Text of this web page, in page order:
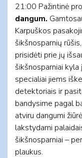
21:00 Pažintinė
dangum.
Karpuškos
šikšnosparnių
prisidėti prie jų
šikšnosparniai
specialiai jiems
detektoriais ir
bandysime pagal
atviru dangumi
lakstydami
šikšnosparniai –
plaukus.